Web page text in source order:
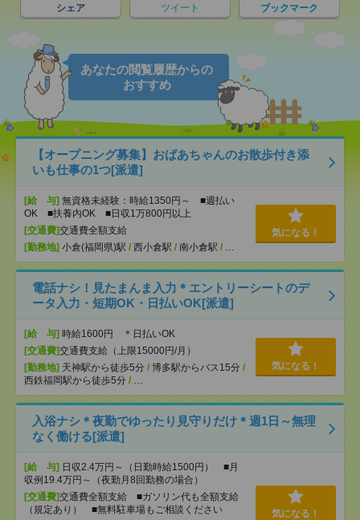
シェア ツイート ブックマーク
あなたの閲覧履歴からの
おすすめ
【オープニング募集】おばあちゃんのお散歩付き添
いも仕事の1つ[派遣]
[給 与] 無資格未経験：時給1350円～ ■週払い
OK ■扶養内OK ■日収1万800円以上
[交通費]交通費全額支給
[勤務地] 小倉(福岡県)駅 / 西小倉駅 / 南小倉駅 / …
気になる！
電話ナシ！見たまんま入力＊エントリーシートのデ
ータ入力・短期OK・日払いOK[派遣]
[給 与] 時給1600円 ＊日払いOK
[交通費]交通費支給（上限15000円/月）
[勤務地] 天神駅から徒歩5分 / 博多駅からバス15分 /
西鉄福岡駅から徒歩5分 / …
気になる！
入浴ナシ＊夜勤でゆったり見守りだけ＊週1日～無理
なく働ける[派遣]
[給 与] 日収2.4万円～（日勤時給1500円） ■月
収例19.4万円～（夜勤月8回勤務の場合）
[交通費]交通費全額支給 ■ガソリン代も全額支給
（規定あり） ■無料駐車場もご相談ください
気になる！